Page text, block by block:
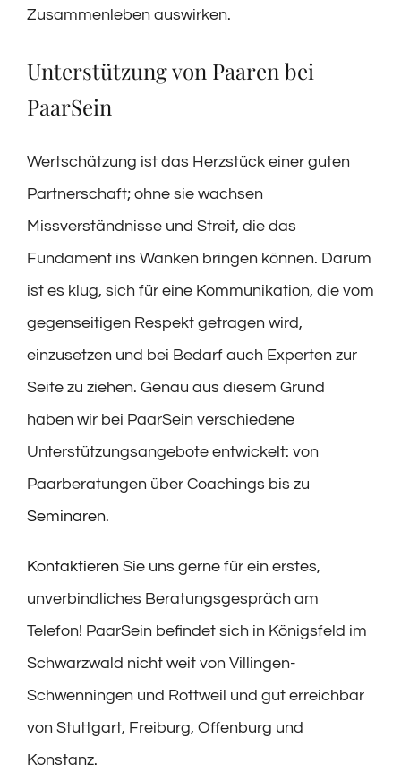
Zusammenleben auswirken.
Unterstützung von Paaren bei
PaarSein
Wertschätzung ist das Herzstück einer guten
Partnerschaft; ohne sie wachsen
Missverständnisse und Streit, die das
Fundament ins Wanken bringen können. Darum
ist es klug, sich für eine Kommunikation, die vom
gegenseitigen Respekt getragen wird,
einzusetzen und bei Bedarf auch Experten zur
Seite zu ziehen. Genau aus diesem Grund
haben wir bei PaarSein verschiedene
Unterstützungsangebote entwickelt: von
Paarberatungen über Coachings bis zu
Seminaren.
Kontaktieren Sie uns gerne für ein erstes,
unverbindliches Beratungsgespräch am
Telefon! PaarSein befindet sich in Königsfeld im
Schwarzwald nicht weit von Villingen-
Schwenningen und Rottweil und gut erreichbar
von Stuttgart, Freiburg, Offenburg und
Konstanz.